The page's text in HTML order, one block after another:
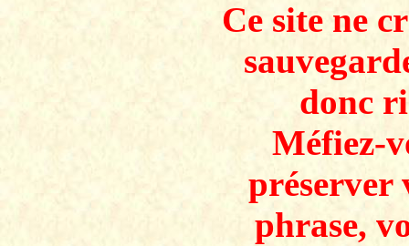
Ce site ne
donc
Méfiez-
préserver
phrase,